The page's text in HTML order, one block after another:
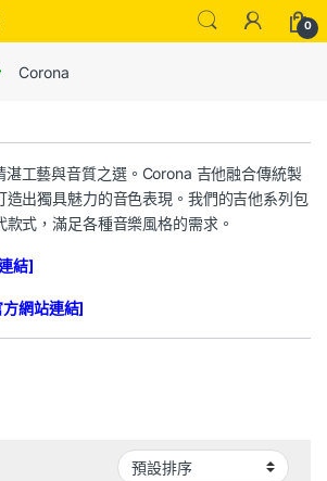
0
Corona
湛工藝與音質之選。Corona 吉他融合傳統製
造出獨具魅力的音色表現。我們的吉他系列包
式，滿足各種音樂風格的需求。
結]
網站連結]